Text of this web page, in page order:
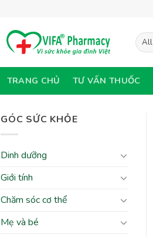
TRANG CHỦ TƯ VẤN THUỐC
GÓC SỨC KHỎE
Dinh dưỡng
Giới tính
Chăm sóc cơ thể
Mẹ và bé